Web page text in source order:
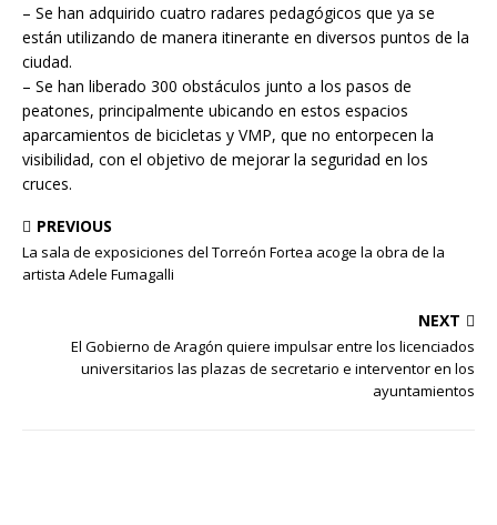
– Se han adquirido cuatro radares pedagógicos que ya se
están utilizando de manera itinerante en diversos puntos de la
ciudad.
– Se han liberado 300 obstáculos junto a los pasos de
peatones, principalmente ubicando en estos espacios
aparcamientos de bicicletas y VMP, que no entorpecen la
visibilidad, con el objetivo de mejorar la seguridad en los
cruces.
PREVIOUS
La sala de exposiciones del Torreón Fortea acoge la obra de la
artista Adele Fumagalli
NEXT
El Gobierno de Aragón quiere impulsar entre los licenciados
universitarios las plazas de secretario e interventor en los
ayuntamientos